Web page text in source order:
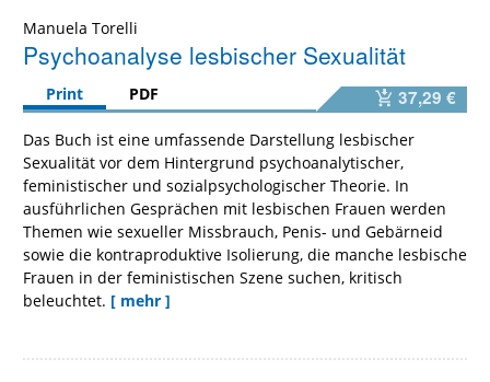
Manuela Torelli
Psychoanalyse lesbischer Sexualität
Print PDF 37,29 €
Das Buch ist eine umfassende Darstellung lesbischer
Sexualität vor dem Hintergrund psychoanalytischer,
feministischer und sozialpsychologischer Theorie. In
ausführlichen Gesprächen mit lesbischen Frauen werden
Themen wie sexueller Missbrauch, Penis- und Gebärneid
sowie die kontraproduktive Isolierung, die manche lesbische
Frauen in der feministischen Szene suchen, kritisch
beleuchtet. [ mehr ]